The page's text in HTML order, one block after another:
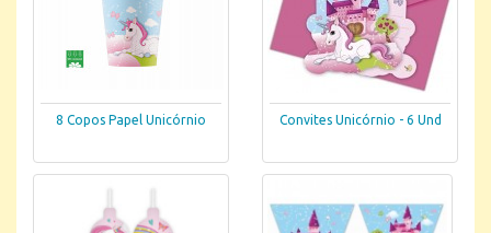
8 Copos Papel Unicórnio Convites Unicórnio - 6 Und